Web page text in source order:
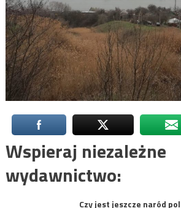
Wspieraj niezależne
wydawnictwo:
Czy jest jeszcze naród